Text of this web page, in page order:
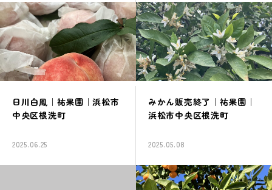
日川白鳳｜祐果園｜浜松市
中央区根洗町
2025.06.25
みかん販売終了｜祐果園｜
浜松市中央区根洗町
2025.05.08